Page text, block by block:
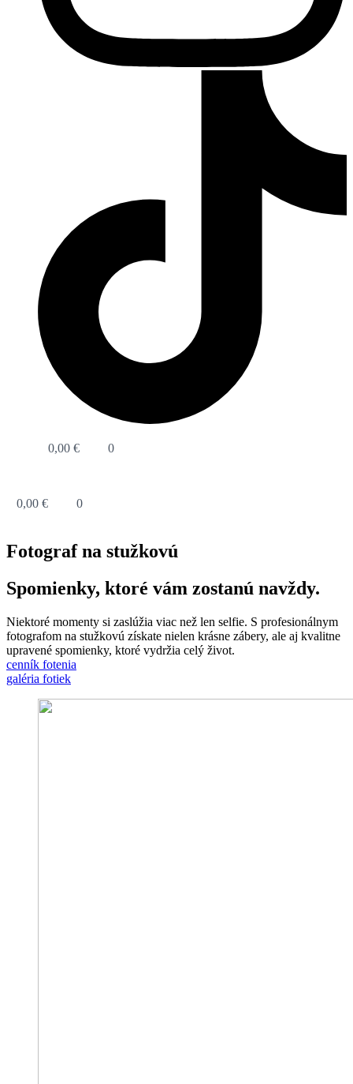
0,00 € 0
0,00 € 0
Fotograf na stužkovú
Spomienky, ktoré vám zostanú navždy.
Niektoré momenty si zaslúžia viac než len selfie. S profesionálnym
fotografom na stužkovú získate nielen krásne zábery, ale aj kvalitne
upravené spomienky, ktoré vydržia celý život.
cenník fotenia
galéria fotiek